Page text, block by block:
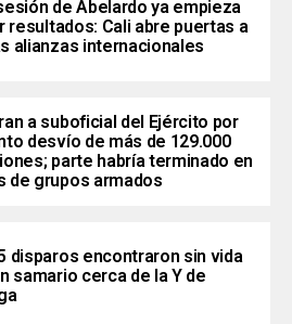
de Abelardo ya empieza
resultados: Cali abre puertas a
alianzas internacionales
a suboficial del Ejército por
desvío de más de 129.000
parte habría terminado en
de grupos armados
disparos encontraron sin vida
samario cerca de la Y de